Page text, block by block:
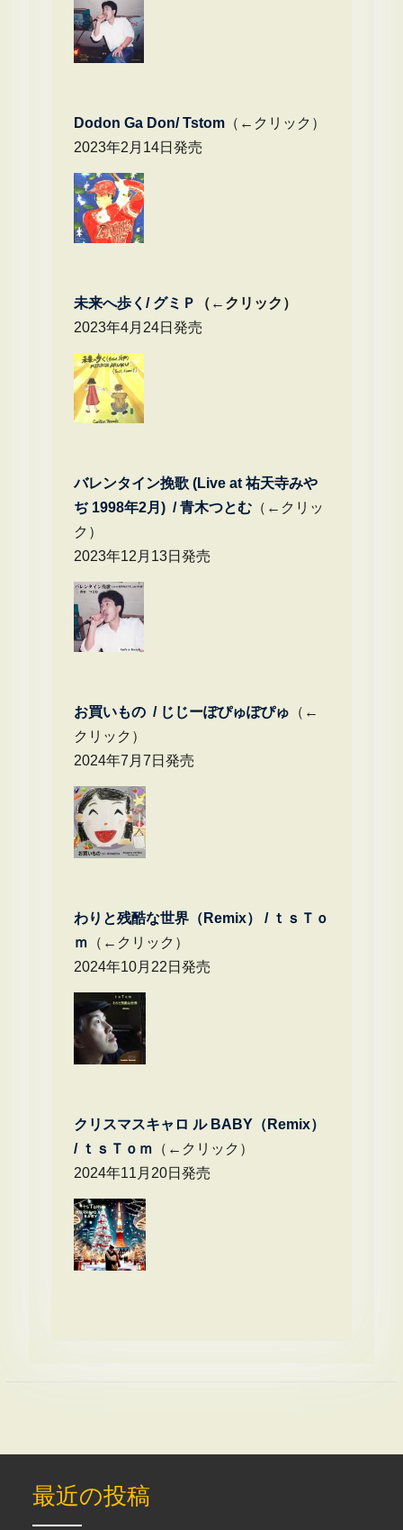
Dodon Ga Don/ Tstom（←クリック）
2023年2月14日発売
未来へ歩く/ グミＰ
（←クリック）
2023年4月24日発売
バレンタイン挽歌 (Live at 祐天寺みや
ぢ 1998年2月) / 青木つとむ（←クリッ
ク）
2023年12月13日発売
お買いもの / じじーぽぴゅぽぴゅ （←
クリック）
2024年7月7日発売
わりと残酷な世界（Remix） / ｔｓＴｏ
ｍ （←クリック）
2024年10月22日発売
クリスマスキャロ ル BABY（Remix）
/ ｔｓＴｏｍ （←クリック）
2024年11月20日発売
最近の投稿